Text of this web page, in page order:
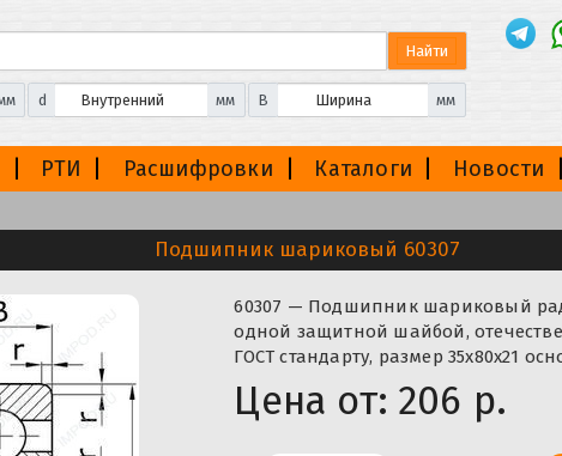
d мм B мм
РТИ Расшифровки Каталоги Новости
Подшипник шариковый 60307
60307 — Подшипник шариковый
одной защитной шайбой,
ГОСТ стандарту, размер 35x80x21
Цена от: 206 р.